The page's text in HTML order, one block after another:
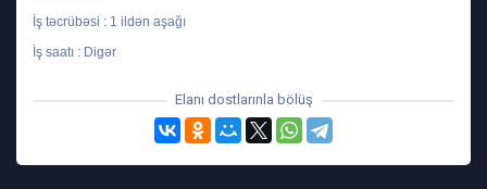
İş təcrübəsi : 1 ildən aşağı
İş saatı : Digər
Elanı dostlarınla bölüş